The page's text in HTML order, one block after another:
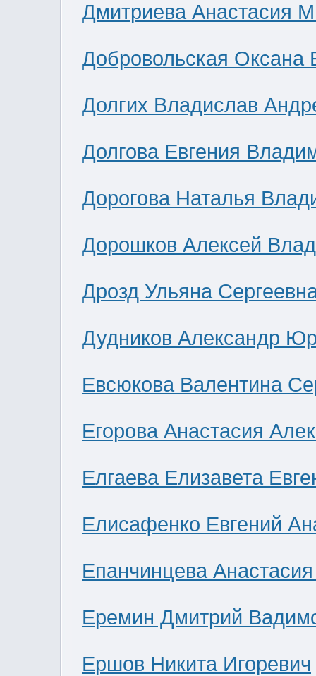
Дмитриева Анастасия
Добровольская Оксана
Долгих Владислав
Долгова Евгения
Дорогова Наталья
Дорошков Алексей
Дрозд Ульяна
Дудников Александр
Евсюкова Валентина
Егорова Анастасия
Елгаева Елизавета
Елисафенко Евгений
Епанчинцева
Еремин Дмитрий
Ершов Никита Игоревич